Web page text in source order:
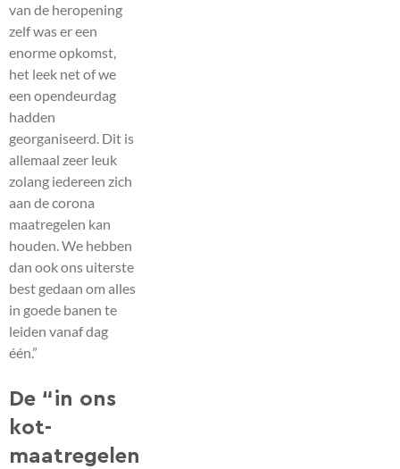
van de heropening
zelf was er een
enorme opkomst,
het leek net of we
een opendeurdag
hadden
georganiseerd. Dit is
allemaal zeer leuk
zolang iedereen zich
aan de corona
maatregelen kan
houden. We hebben
dan ook ons uiterste
best gedaan om alles
in goede banen te
leiden vanaf dag
één.”
De “in ons
kot-
maatregelen